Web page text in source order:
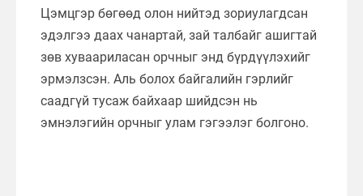
Цэмцгэр бөгөөд олон нийтэд зориулагдсан
эдэлгээ даах чанартай, зай талбайг ашигтай
зөв хуваариласан орчныг энд бүрдүүлэхийг
эрмэлзсэн. Аль болох байгалийн гэрлийг
саадгүй тусаж байхаар шийдсэн нь
эмнэлэгийн орчныг улам гэгээлэг болгоно.